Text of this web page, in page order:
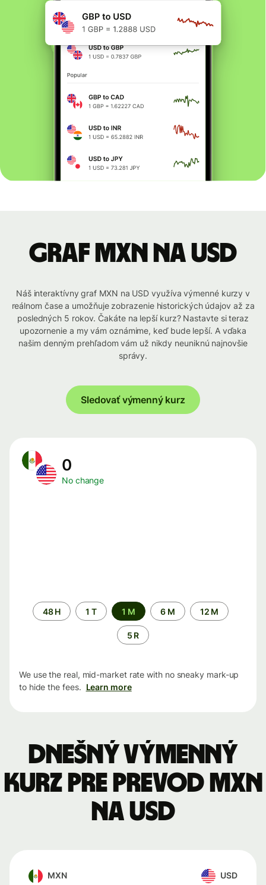
graf MXN na USD
Náš interaktívny graf MXN na USD využíva výmenné kurzy v
reálnom čase a umožňuje zobrazenie historických údajov až za
posledných 5 rokov. Čakáte na lepší kurz? Nastavte si teraz
upozornenie a my vám oznámime, keď bude lepší. A vďaka
našim denným prehľadom vám už nikdy neuniknú najnovšie
správy.
Sledovať výmenný kurz
0
No change
Time
period
48 H 1 T 1 M 6 M 12 M
5 R
We use the real, mid-market rate with no sneaky mark-up
to hide the fees. Learn more
Dnešný výmenný
kurz pre prevod MXN
na USD
MXN USD